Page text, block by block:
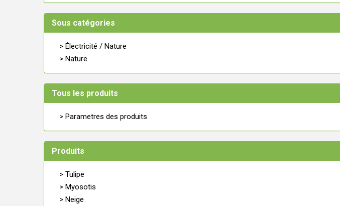
Sous catégories
> Électricité / Nature
> Nature
Tous les produits
> Parametres des produits
Produits
> Tulipe
> Myosotis
> Neige